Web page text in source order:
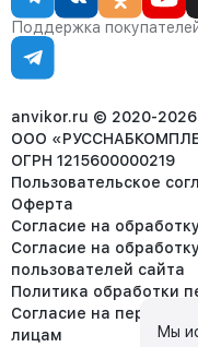
Статьи
corp@anvikor.ru
Ежедневно, с 7:00-
Отдел рекламации:
8 (953) 455-25-61
Поддержка
anvikor.ru © 2020-2026
ООО
ОГРН 1215600000219
Пользовательское
Оферта
Согласие на
Согласие на
пользователей сайта
Политика обработки
Согласие на передачу
лицам
Мы